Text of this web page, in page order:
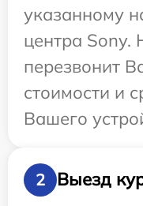
указанному
центра Sony.
перезвонит
стоимости и
Вашего
2
Выезд